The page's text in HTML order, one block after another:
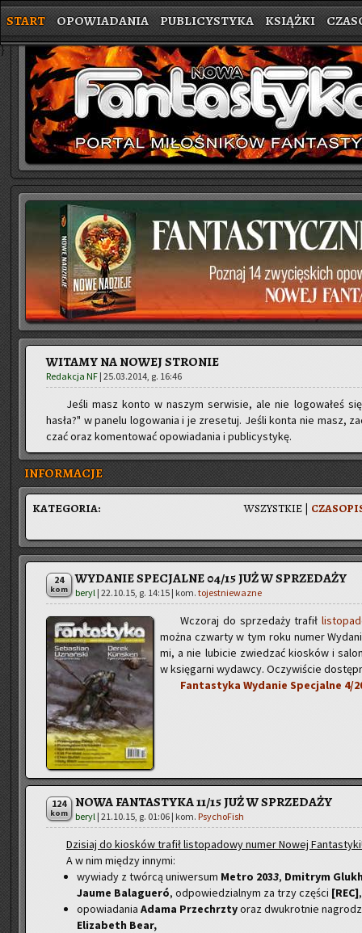
START OPOWIADANIA PUBLICYSTYKA KSIĄŻKI
}
WITAMY NA NOWEJ STRONIE
Redakcja NF | 25.03.2014, g. 16:46
Jeśli masz konto w na­szym ser­wi­sie, ale nie lo­go­wa­łeś
hasła?" w pa­ne­lu lo­go­wa­nia i je zre­se­tuj. Jeśli konta nie masz,
czać oraz ko­men­to­wać opo­wia­da­nia i pu­bli­cy­sty­kę.
INFORMACJE
WSZYST­KIE |
KA­TE­GO­RIA:
24
kom
WYDANIE SPECJALNE 04/15 JUŻ W SPRZEDAŻY
beryl | 22.10.15, g. 14:15 | kom. tojestniewazne
Wczo­raj do sprze­da­ży tra­fił
można czwar­ty w tym roku numer
mi, a nie lu­bi­cie zwie­dzać kio­sków i
w księ­gar­ni wy­daw­cy. Oczy­wi­ście
Fan­ta­sty­ka Wy­da­nie Spe­cjal­ne 4/
124
kom
NOWA FANTASTYKA 11/15 JUŻ W SPRZEDAŻY
beryl | 21.10.15, g. 01:06 | kom. PsychoFish
Dzi­siaj do kio­sków tra­fił li­sto­pa­do­wy numer Nowej
A w nim mię­dzy in­ny­mi:
wywiady z twórcą uniwersum Metro 2033, Dmitrym
Jaume Balagueró, odpowiedzialnym za trzy części [REC],
opowiadania Adama Przechrztyoraz dwukrotnie
Elizabeth Bear,